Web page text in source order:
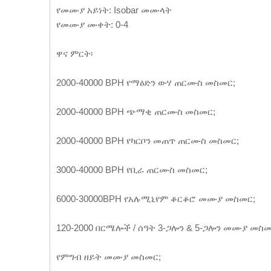
የመሙያ አይነት: Isobar መሙላት
የመሙያ ሙቀት: 0-4
ዋና ምርት፡
2000-40000 BPH የማዕድን ውሃ ጠርሙስ መስመር;
2000-40000 BPH ጭማቂ ጠርሙስ መስመር;
2000-40000 BPH የካርቦን መጠጥ ጠርሙስ መስመር;
3000-40000 BPH የቢራ ጠርሙስ መስመር;
6000-30000BPH የአሉሚኒየም ቆርቆሮ መሙያ መስመር;
120-2000 በርሜሎች / ሰዓት 3-ጋሎን & 5-ጋሎን መሙያ
የምግብ ዘይት መሙያ መስመር;